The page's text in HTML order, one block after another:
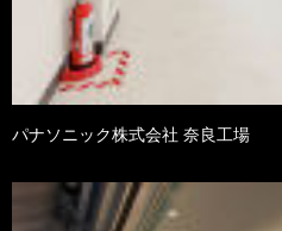
パナソニック株式会社 奈良工場